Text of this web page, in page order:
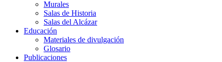
Murales
Salas de Historia
Salas del Alcázar
Educación
Materiales de divulgación
Glosario
Publicaciones